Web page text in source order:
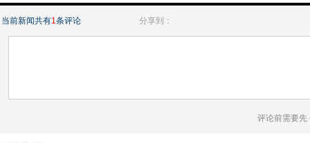
当前新闻共有1条评论 分享到：
评论前需要先